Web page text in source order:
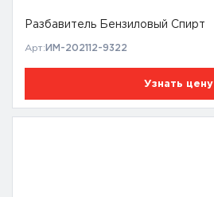
Разбавитель Бензиловый Спирт
Арт: ИМ-202112-9322
Узнать цену